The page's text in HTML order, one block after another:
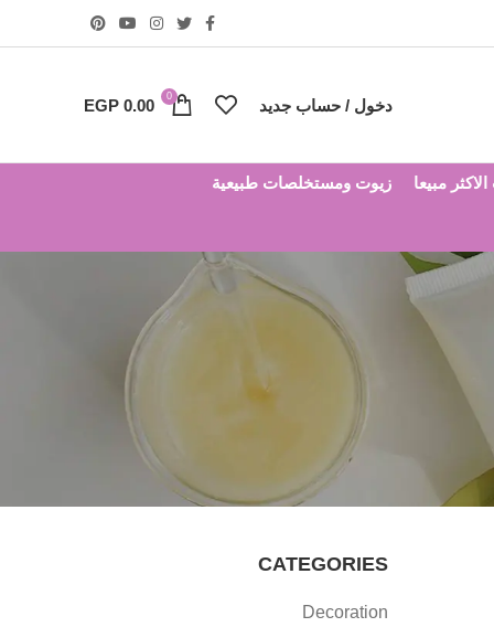
دخول / حساب جديد 0
EGP 0.00
مبيعا زيوت ومستخلصات طبيعية
CATEGORIES
Decoration